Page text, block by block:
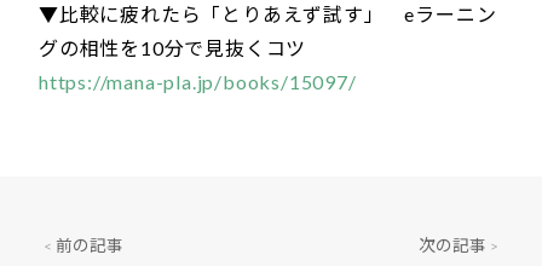
▼比較に疲れたら「とりあえず試す」 eラーニン
グの相性を10分で見抜くコツ
https://mana-pla.jp/books/15097/
< 前の記事
次の記事 >